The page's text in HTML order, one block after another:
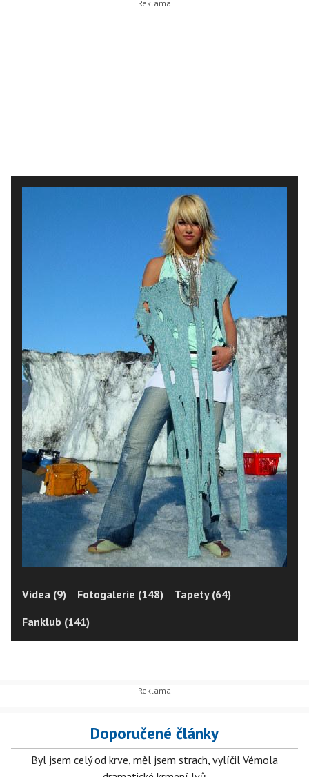
Videa (9) Fotogalerie (148)
Tapety (64)
Fanklub (141)
Doporučené články
Byl jsem celý od krve, měl jsem strach, vylíčil Vémola